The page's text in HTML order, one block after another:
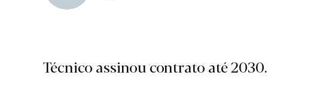
Técnico assinou contrato até 2030.